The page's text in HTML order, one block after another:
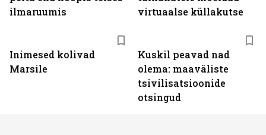
ilmaruumis
virtuaalse küllakutse
Inimesed kolivad
Marsile
Kuskil peavad nad
olema: maaväliste
tsivilisatsioonide
otsingud